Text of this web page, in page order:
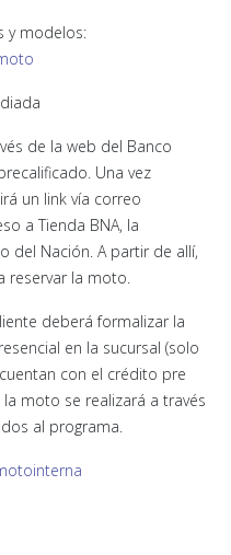
y modelos:
de la web del Banco
Una vez
un link vía correo
a Tienda BNA, la
del Nación. A partir de allí,
reservar la moto.
deberá formalizar la
en la sucursal (solo
con el crédito pre
moto se realizará a través
al programa.